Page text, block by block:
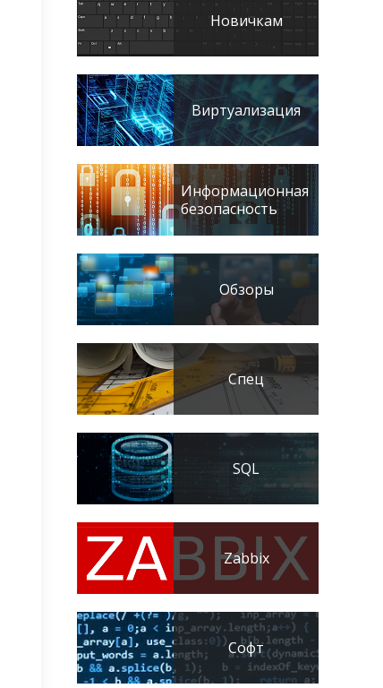
Новичкам
Виртуализация
Информационная
безопасность
Обзоры
Спец
SQL
Zabbix
Софт